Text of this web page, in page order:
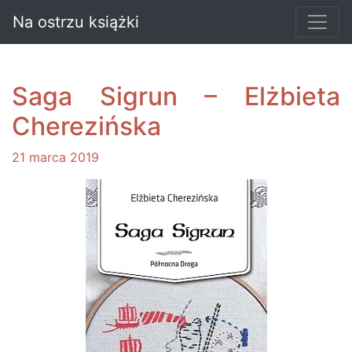
Na ostrzu książki
Saga Sigrun – Elżbieta
Cherezińska
21 marca 2019